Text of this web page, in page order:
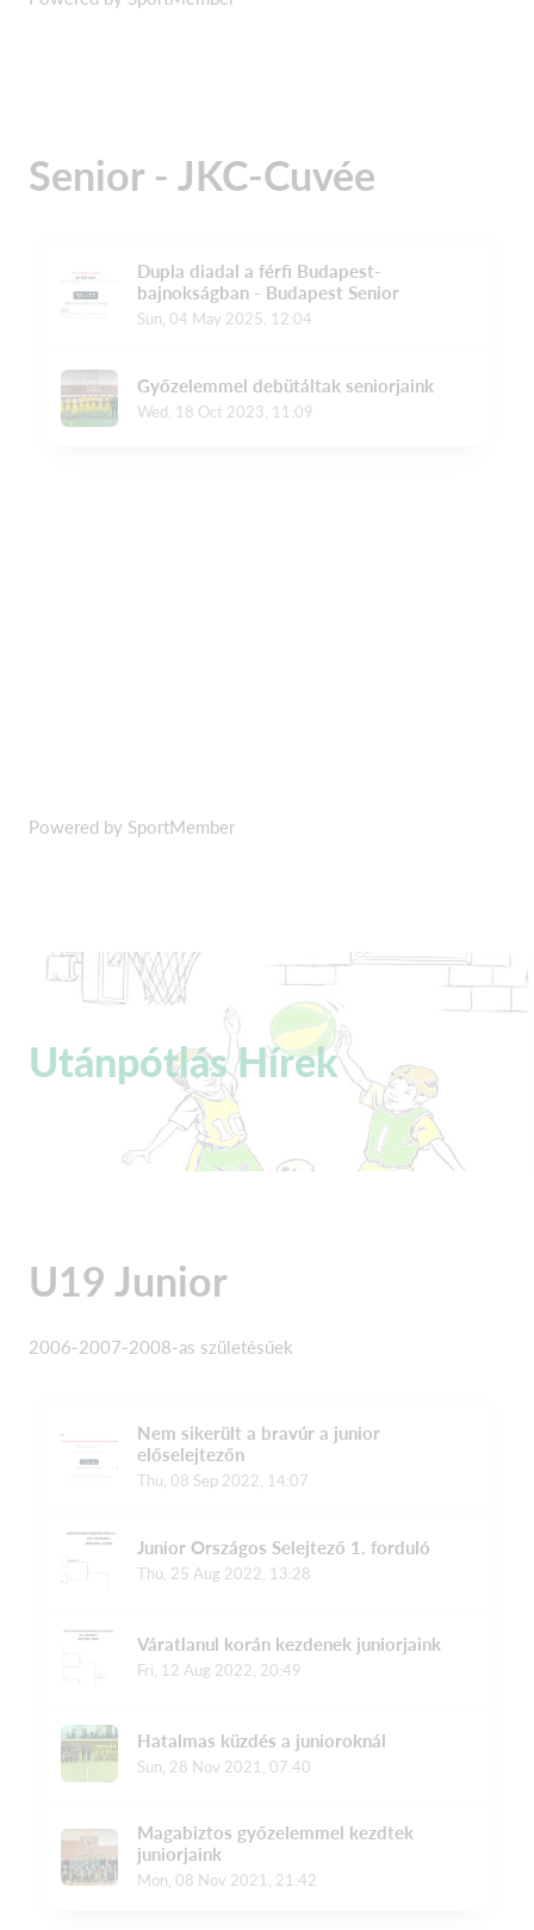
Senior - JKC-Cuvée
Powered by SportMember
Utánpótlás Hírek
U19 Junior
2006-2007-2008-as születésűek